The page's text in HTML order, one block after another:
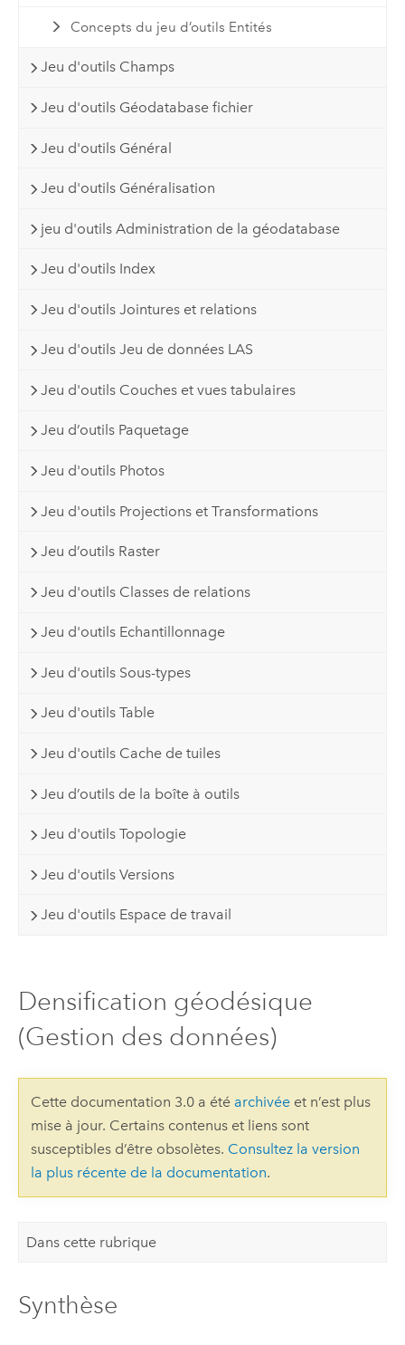
Concepts du jeu d’outils Entités
Jeu d'outils Champs
Jeu d'outils Géodatabase fichier
Jeu d'outils Général
Jeu d'outils Généralisation
jeu d'outils Administration de la géodatabase
Jeu d'outils Index
Jeu d'outils Jointures et relations
Jeu d'outils Jeu de données LAS
Jeu d'outils Couches et vues tabulaires
Jeu d’outils Paquetage
Jeu d'outils Photos
Jeu d'outils Projections et Transformations
Jeu d’outils Raster
Jeu d'outils Classes de relations
Jeu d'outils Echantillonnage
Jeu d'outils Sous-types
Jeu d'outils Table
Jeu d'outils Cache de tuiles
Jeu d’outils de la boîte à outils
Jeu d'outils Topologie
Jeu d'outils Versions
Jeu d'outils Espace de travail
Densification géodésique
(Gestion des données)
Cette documentation 3.0 a été archivéeet n’est plus
mise à jour. Certains contenus et liens sont
susceptibles d’être obsolètes. Consultez la version
la plus récente de la documentation.
Dans cette rubrique
Synthèse